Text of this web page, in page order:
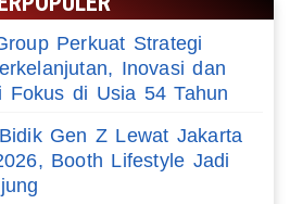
Perkuat Strategi
Inovasi dan
Fokus di Usia 54 Tahun
Gen Z Lewat Jakarta
Booth Lifestyle Jadi